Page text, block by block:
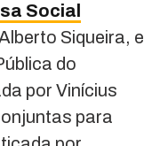
Social
Siqueira, e
do
por Vinícius
para